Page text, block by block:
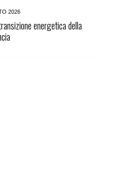
2026
energetica della